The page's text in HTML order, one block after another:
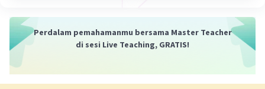
n = jumlah putaran
Perdalam pemahamanmu bersama Master Teacher
di sesi Live Teaching, GRATIS!